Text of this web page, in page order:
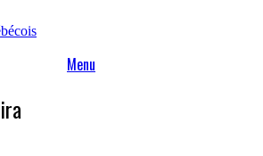
Menu